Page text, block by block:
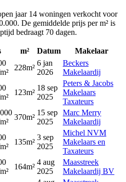
jaar 14 woningen verkocht voor
De gemiddelde prijs per m² is
bedraagt 70 dagen.
m² Datum
Makelaar
228m²
6 jan
2026
Beckers
Makelaardij
123m²
18 sep
2025
Peters & Jacobs
Makelaars
Taxateurs
370m²
15 sep
2025
Marc Merry
Makelaardij
135m²
3 sep
2025
Michel NVM
Makelaars en
Taxateurs
164m²
4 aug
2025
Maasstreek
Makelaardij BV